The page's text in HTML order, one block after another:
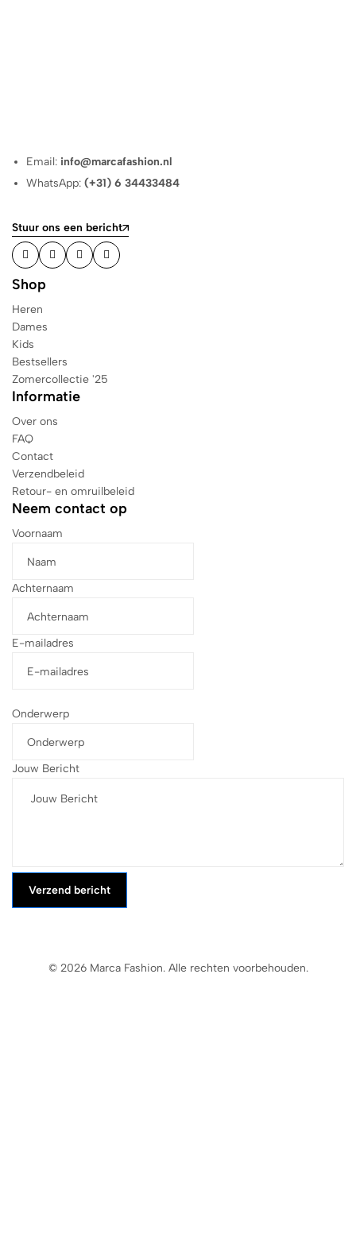
Email: info@marcafashion.nl
WhatsApp:(+31) 6 34433484
Stuur ons een bericht
Shop
Heren
Dames
Kids
Bestsellers
Zomercollectie '25
Informatie
Over ons
FAQ
Contact
Verzendbeleid
Retour- en omruilbeleid
Neem contact op
Voornaam
Achternaam
E-mailadres
Onderwerp
Jouw Bericht
Verzend bericht
© 2026 Marca Fashion. Alle rechten voorbehouden.